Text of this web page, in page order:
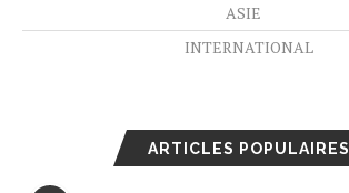
ASIE
INTERNATIONAL
ARTICLES POPULAIRES